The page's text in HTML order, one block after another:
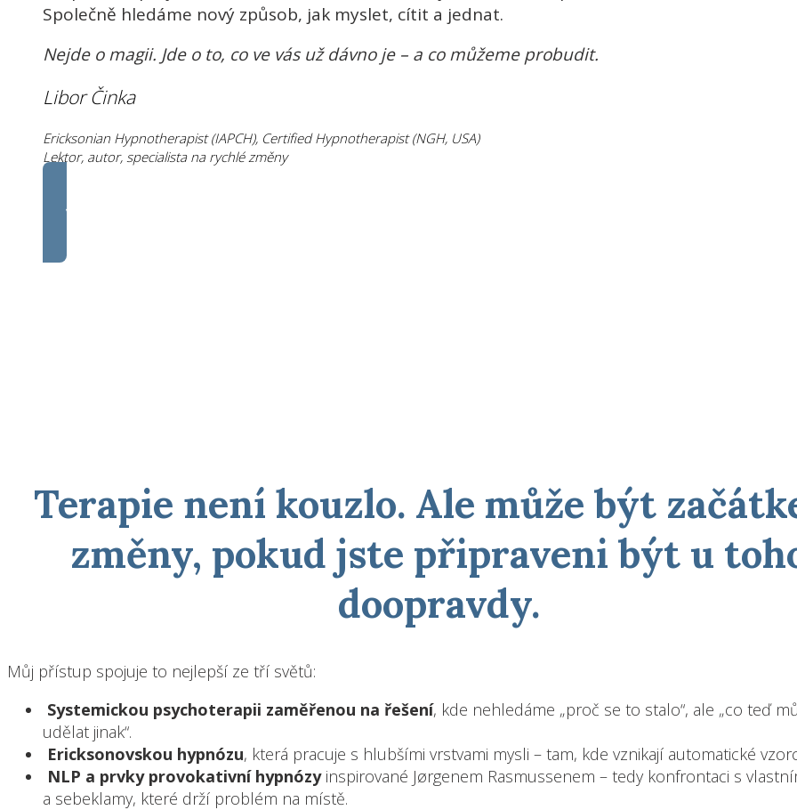
Společně hledáme nový způsob, jak myslet, cítit a jednat.
Nejde o magii. Jde o to, co ve vás už dávno je – a co můžeme probudit.
Libor Činka
Ericksonian Hypnotherapist (IAPCH), Certified Hypnotherapist (NGH, USA)
Lektor, autor, specialista na rychlé změny
CHCI VĚDĚT VÍCE
Terapie není kouzlo. Ale může být
změny, pokud jste připraveni být u
doopravdy.
Můj přístup spojuje to nejlepší ze tří světů:
Systemickou psychoterapii zaměřenou na řešení, kde nehledáme „proč se to stalo“, ale „co teď
udělat jinak“.
Ericksonovskou hypnózu, která pracuje s hlubšími vrstvami mysli – tam, kde vznikají automatické
NLP a prvky provokativní hypnózyinspirované Jørgenem Rasmussenem – tedy konfrontaci s
a sebeklamy, které drží problém na místě.